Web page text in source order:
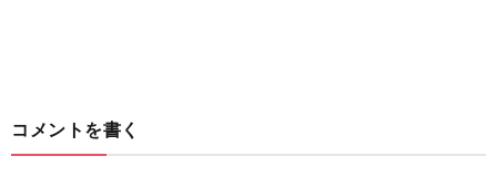
コメントを書く